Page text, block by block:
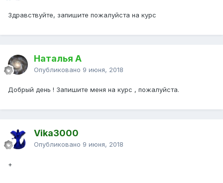
Здравствуйте, запишите пожалуйста на курс
Наталья А
Опубликовано 9 июня, 2018
Добрый день ! Запишите меня на курс , пожалуйста.
Vika3000
Опубликовано 9 июня, 2018
+